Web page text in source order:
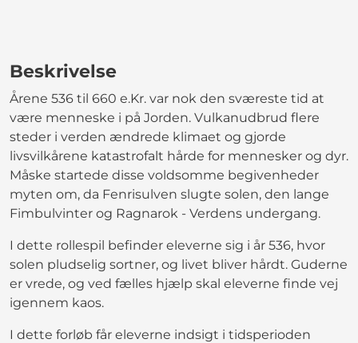
Beskrivelse
Årene 536 til 660 e.Kr. var nok den sværeste tid at
være menneske i på Jorden. Vulkanudbrud flere
steder i verden ændrede klimaet og gjorde
livsvilkårene katastrofalt hårde for mennesker og dyr.
Måske startede disse voldsomme begivenheder
myten om, da Fenrisulven slugte solen, den lange
Fimbulvinter og Ragnarok - Verdens undergang.
I dette rollespil befinder eleverne sig i år 536, hvor
solen pludselig sortner, og livet bliver hårdt. Guderne
er vrede, og ved fælles hjælp skal eleverne finde vej
igennem kaos.
I dette forløb får eleverne indsigt i tidsperioden